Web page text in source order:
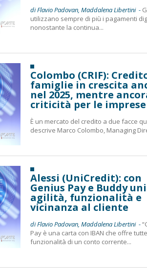
di Flavio Padovan, Maddalena Libertini -
utilizzano sempre di più i pagamenti
nonostante la continua...
Colombo (CRIF):
famiglie in crescita
nel 2025, mentre
criticità per le imprese
È un mercato del credito a due facce
descrive Marco Colombo, Managing
Alessi (UniCredit): con
Genius Pay e Buddy
agilità, funzionalità e
vicinanza al cliente
di Flavio Padovan, Maddalena Libertini -
Pay è una carta con IBAN che offre
funzionalità di un conto corrente...